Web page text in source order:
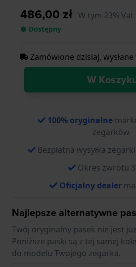
486,00 zł W tym 23% Vat
● Dostępny
Zamówione dzisiaj, wysłane
W
100% oryginalne
zegarków
Bezpłatna wysyłka
Okres zwrotu
Oficjalny dealer
Najlepsze alternatywne
Twój oryginalny pasek nie jest
Poniższe paski są z tej samej
do modelu Twojego zegarka.